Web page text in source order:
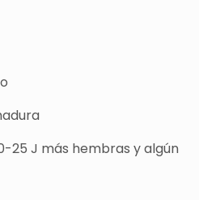
25 J más hembras y algún